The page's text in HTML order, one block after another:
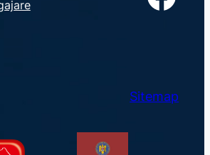
Sitemap